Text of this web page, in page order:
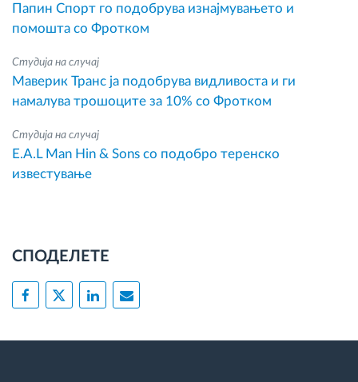
Папин Спорт го подобрува изнајмувањето и
помошта со Фротком
Студија на случај
Маверик Транс ја подобрува видливоста и ги
намалува трошоците за 10% со Фротком
Студија на случај
E.A.L Man Hin & Sons со подобро теренско
известување
СПОДЕЛЕТЕ